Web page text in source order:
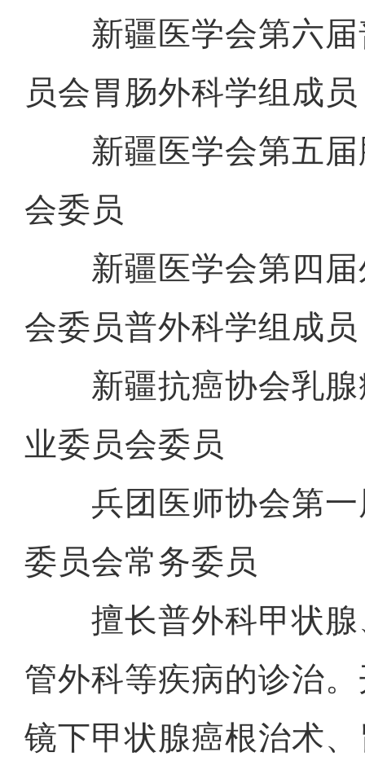
新疆医学会第六届
员会胃肠外科学组成员
新疆医学会第五届
会委员
新疆医学会第四届
会委员普外科学组成员
新疆抗癌协会乳腺
业委员会委员
兵团医师协会第一
委员会常务委员
擅长普外科甲状腺
管外科等疾病的诊治
镜下甲状腺癌根治术